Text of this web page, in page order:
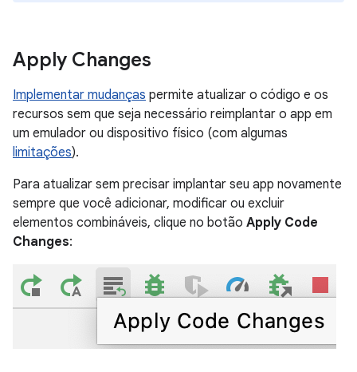
Apply Changes
Implementar mudanças permite atualizar o código e os
recursos sem que seja necessário reimplantar o app em
um emulador ou dispositivo físico (com algumas
limitações).
Para atualizar sem precisar implantar seu app novamente
sempre que você adicionar, modificar ou excluir
elementos combináveis, clique no botão Apply Code
Changes: